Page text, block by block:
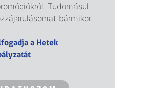
Tudomásul
bármikor
a Hetek